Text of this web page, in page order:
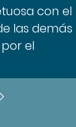
con el
las demás
el